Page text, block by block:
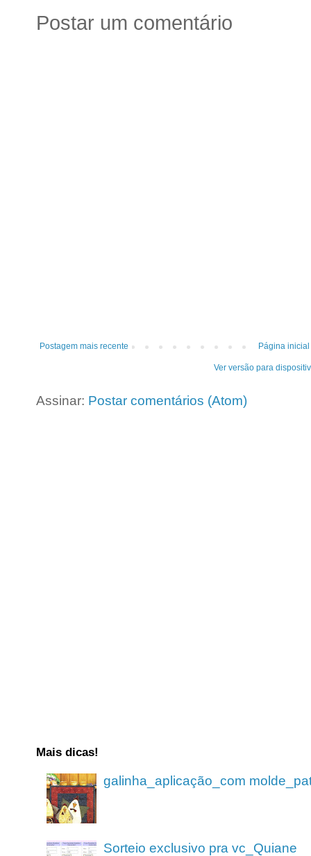
Postar um comentário
Postagem mais recente Página inicial
Ver versão para
Assinar: Postar comentários (Atom)
Mais dicas!
galinha_aplicação_com
Sorteio exclusivo pra vc_Quiane